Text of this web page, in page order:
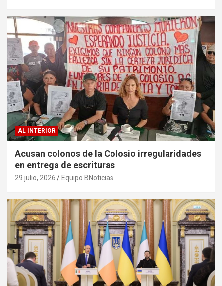
AL INTERIOR
Acusan colonos de la Colosio irregularidades
en entrega de escrituras
29 julio, 2026 Equipo BNoticias